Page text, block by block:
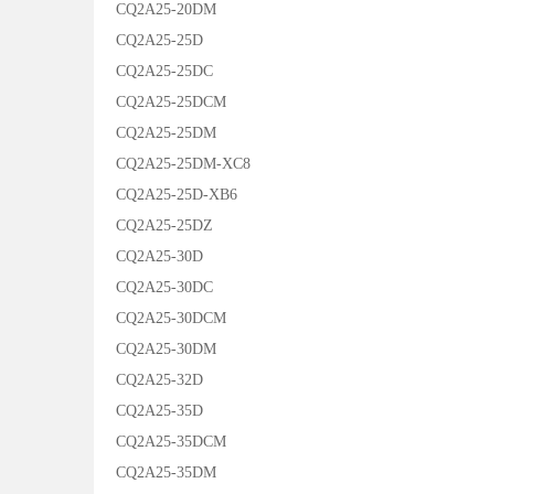
CQ2A25-20DM
CQ2A25-25D
CQ2A25-25DC
CQ2A25-25DCM
CQ2A25-25DM
CQ2A25-25DM-XC8
CQ2A25-25D-XB6
CQ2A25-25DZ
CQ2A25-30D
CQ2A25-30DC
CQ2A25-30DCM
CQ2A25-30DM
CQ2A25-32D
CQ2A25-35D
CQ2A25-35DCM
CQ2A25-35DM